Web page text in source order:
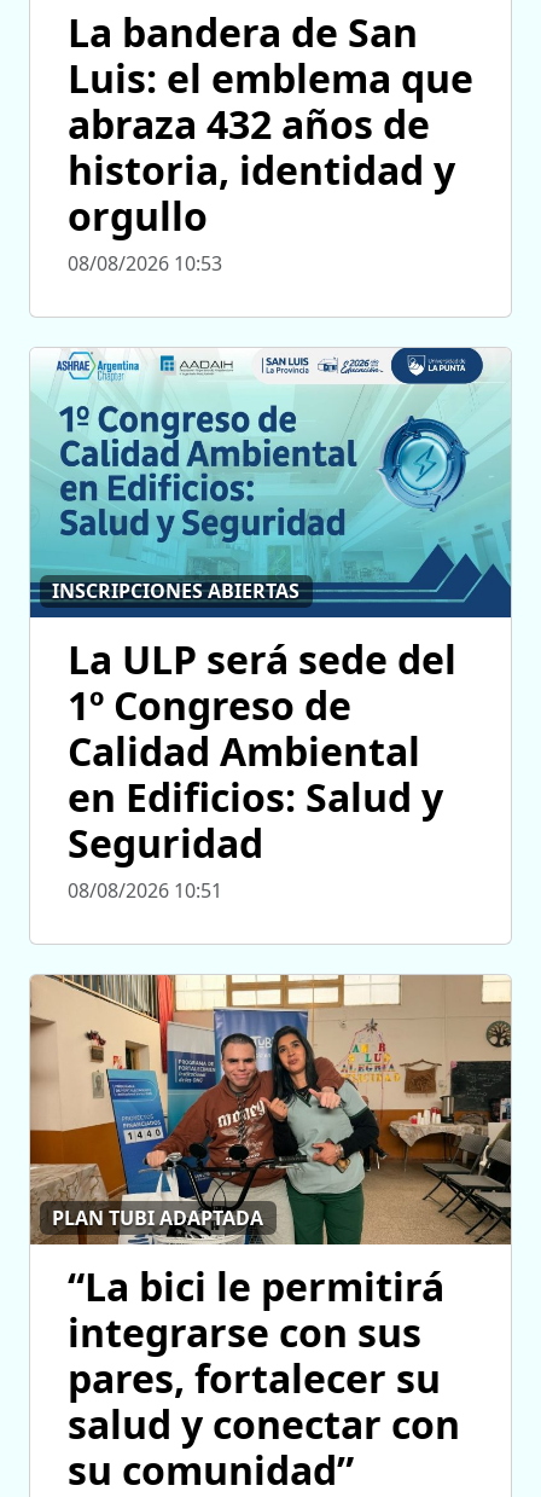
La bandera de San
Luis: el emblema que
abraza 432 años de
historia, identidad y
orgullo
08/08/2026 10:53
INSCRIPCIONES ABIERTAS
La ULP será sede del
1º Congreso de
Calidad Ambiental
en Edificios: Salud y
Seguridad
08/08/2026 10:51
PLAN TUBI ADAPTADA
“La bici le permitirá
integrarse con sus
pares, fortalecer su
salud y conectar con
su comunidad”